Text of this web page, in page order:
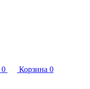
0 Корзина 0